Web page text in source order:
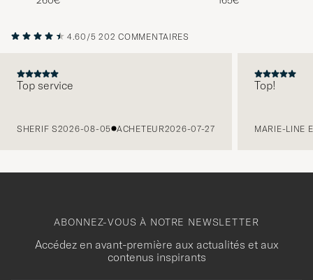
4.60/5 202 COMMENTAIRES
Top service
SHERIF S2026-08-05 ACHETEUR2026-07-27
Top!
MARIE-LINE
ABONNEZ-VOUS À NOTRE NEWSLETTER
Accédez en avant-première aux actualités et aux
contenus inspirants